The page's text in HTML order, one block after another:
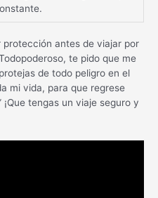
antes de viajar por
te pido que me
de todo peligro en el
mi vida, para que regrese
tengas un viaje seguro y